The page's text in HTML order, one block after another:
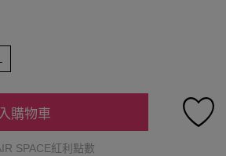
購物車
SPACE紅利點數